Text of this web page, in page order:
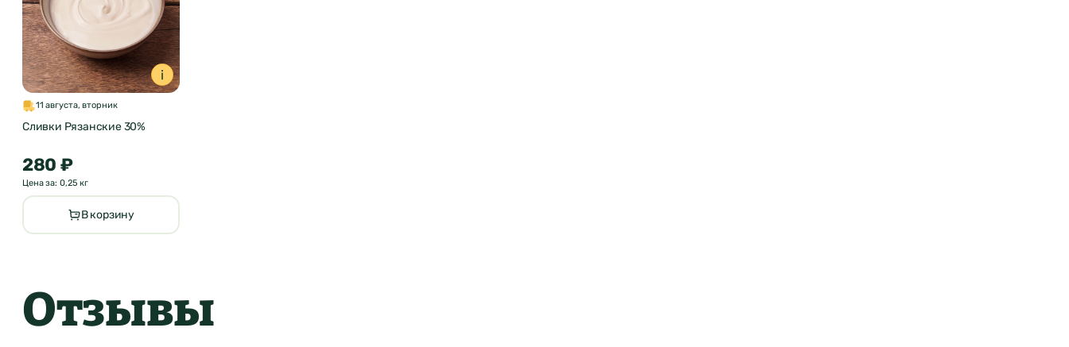
11 августа, вторник
Сливки Рязанские 30%
280 ₽
Цена за: 0,25 кг
В корзину
Отзывы